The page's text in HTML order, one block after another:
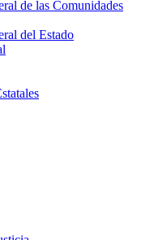
de las Comunidades
del Estado